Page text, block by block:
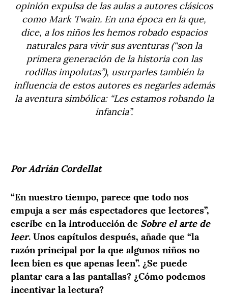
opinión expulsa de las aulas a autores clásicos
como Mark Twain. En una época en la que,
dice, a los niños les hemos robado espacios
naturales para vivir sus aventuras (“son la
primera generación de la historia con las
rodillas impolutas”), usurparles también la
influencia de estos autores es negarles además
la aventura simbólica: “Les estamos robando la
infancia”.
Por Adrián Cordellat
“En nuestro tiempo, parece que todo nos
empuja a ser más espectadores que lectores”,
escribe en la introducción de Sobre el arte de
leer. Unos capítulos después, añade que “la
razón principal por la que algunos niños no
leen bien es que apenas leen”. ¿Se puede
plantar cara a las pantallas? ¿Cómo podemos
incentivar la lectura?